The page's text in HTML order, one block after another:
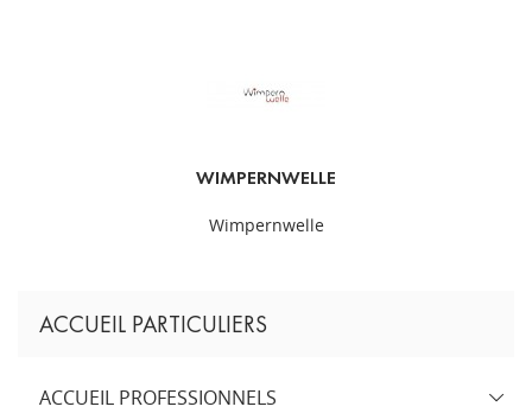
ACCUEIL PARTICULIERS
ACCUEIL PROFESSIONNELS
WIMPERNWELLE
Wimpernwelle